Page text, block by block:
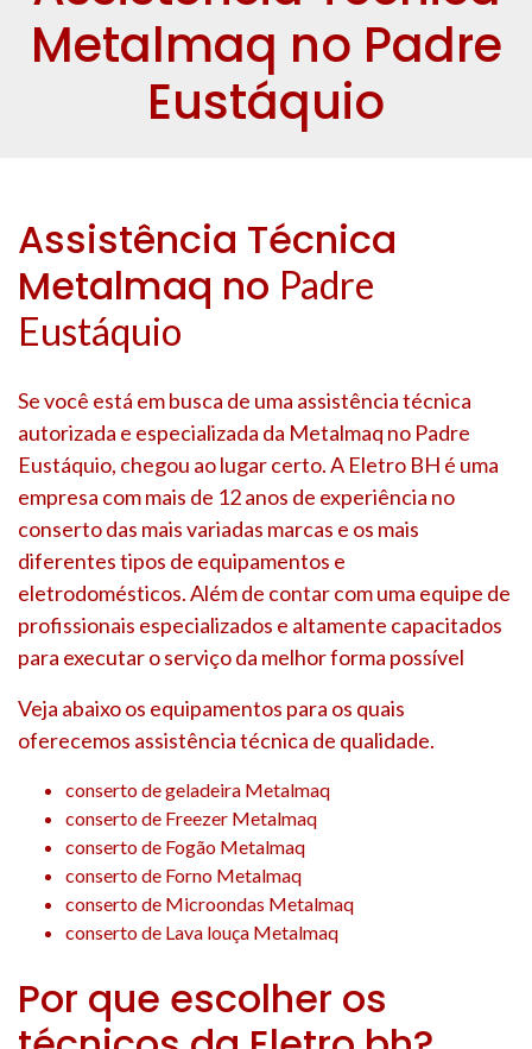
Metalmaq no Padre
Eustáquio
Assistência Técnica
Metalmaq no Padre
Eustáquio
Se você está em busca de uma assistência técnica
autorizada e especializada da Metalmaq no Padre
Eustáquio, chegou ao lugar certo. A Eletro BH é uma
empresa com mais de 12 anos de experiência no
conserto das mais variadas marcas e os mais
diferentes tipos de equipamentos e
eletrodomésticos. Além de contar com uma equipe de
profissionais especializados e altamente capacitados
para executar o serviço da melhor forma possível
Veja abaixo os equipamentos para os quais
oferecemos assistência técnica de qualidade.
conserto de geladeira Metalmaq
conserto de Freezer Metalmaq
conserto de Fogão Metalmaq
conserto de Forno Metalmaq
conserto de Microondas Metalmaq
conserto de Lava louça Metalmaq
Por que escolher os